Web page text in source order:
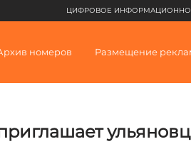
ЦИФРОВОЕ
номеров Размещение